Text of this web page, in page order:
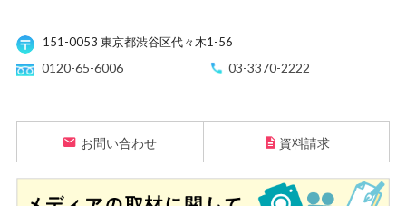
151-0053 東京都渋谷区代々木1-56
0120-65-6006 03-3370-2222
お問い合わせ 資料請求